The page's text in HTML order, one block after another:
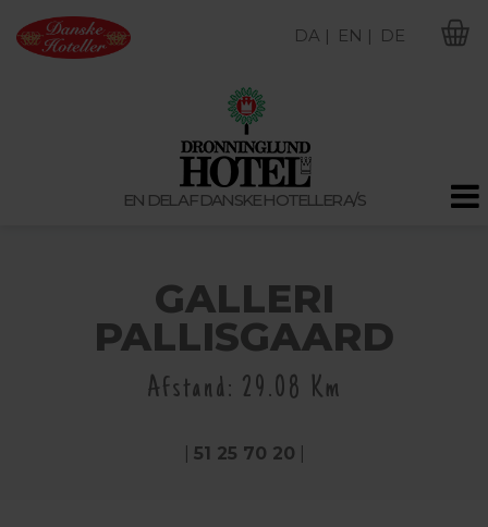
EN DEL AF DANSKE HOTELLER A/S
DA | EN | DE
GALLERI
PALLISGAARD
Afstand: 29.08 Km
51 25 70 20